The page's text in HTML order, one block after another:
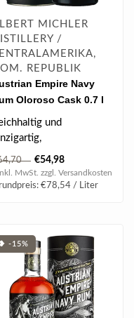
MICHLER
/
REPUBLIK
Empire Navy
Oloroso Cask 0.7 l
vol
und
weicher
Die 16 monatige
€54,98
MwSt. zzgl. Versandkosten
€78,54 / Liter
❥ -15%